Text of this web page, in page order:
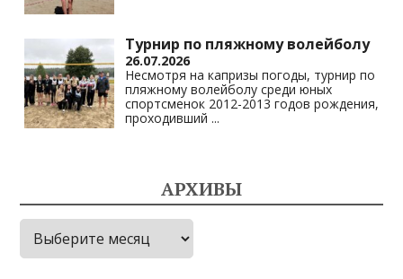
Турнир по пляжному волейболу
26.07.2026
Несмотря на капризы погоды, турнир по
пляжному волейболу среди юных
спортсменок 2012-2013 годов рождения,
проходивший ...
АРХИВЫ
Архивы